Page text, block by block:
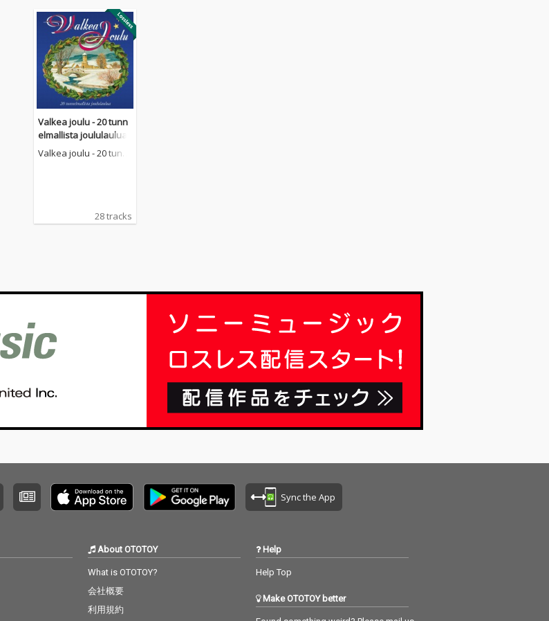
Valkea joulu - 20 tunn
elmallista joululaulua
Valkea joulu - 20 tunn
28 tracks
Sync the App
About OTOTOY
What is OTOTOY?
会社概要
利用規約
Help
Help Top
Make OTOTOY better